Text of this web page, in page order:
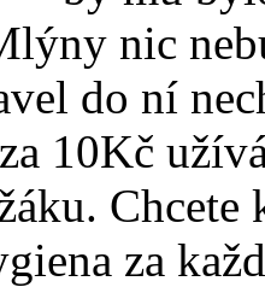
nic
do ní
10Kč
za